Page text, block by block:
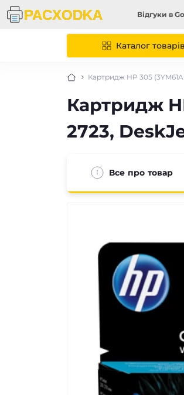
Відгуки в
Каталог товарів
Картридж HP 305
Картридж
2723,
Все про товар